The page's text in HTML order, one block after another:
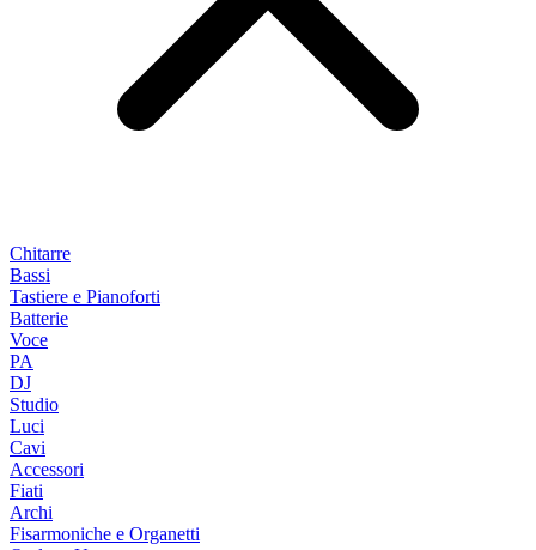
Chitarre
Bassi
Tastiere e Pianoforti
Batterie
Voce
PA
DJ
Studio
Luci
Cavi
Accessori
Fiati
Archi
Fisarmoniche e Organetti